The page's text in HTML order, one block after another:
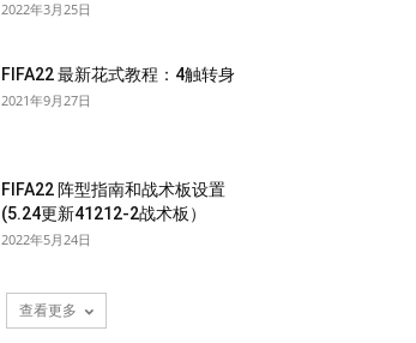
2022年3月25日
FIFA22 最新花式教程：4触转身
2021年9月27日
FIFA22 阵型指南和战术板设置
(5.24更新41212-2战术板）
2022年5月24日
查看更多